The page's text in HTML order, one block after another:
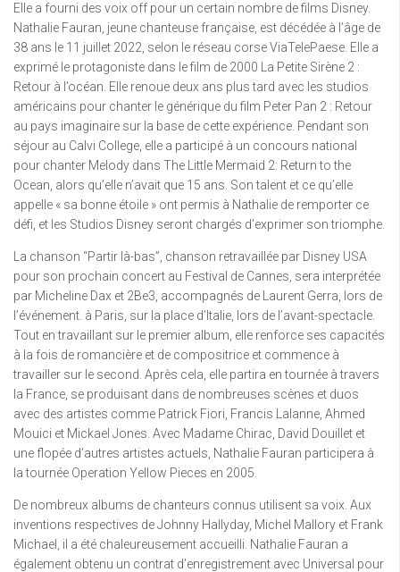
Elle a fourni des voix off pour un certain nombre de films Disney.
Nathalie Fauran, jeune chanteuse française, est décédée à l’âge de
38 ans le 11 juillet 2022, selon le réseau corse ViaTelePaese. Elle a
exprimé le protagoniste dans le film de 2000 La Petite Sirène 2 :
Retour à l’océan. Elle renoue deux ans plus tard avec les studios
américains pour chanter le générique du film Peter Pan 2 : Retour
au pays imaginaire sur la base de cette expérience. Pendant son
séjour au Calvi College, elle a participé à un concours national
pour chanter Melody dans The Little Mermaid 2: Return to the
Ocean, alors qu’elle n’avait que 15 ans. Son talent et ce qu’elle
appelle « sa bonne étoile » ont permis à Nathalie de remporter ce
défi, et les Studios Disney seront chargés d’exprimer son triomphe.
La chanson “Partir là-bas”, chanson retravaillée par Disney USA
pour son prochain concert au Festival de Cannes, sera interprétée
par Micheline Dax et 2Be3, accompagnés de Laurent Gerra, lors de
l’événement. à Paris, sur la place d’Italie, lors de l’avant-spectacle.
Tout en travaillant sur le premier album, elle renforce ses capacités
à la fois de romancière et de compositrice et commence à
travailler sur le second. Après cela, elle partira en tournée à travers
la France, se produisant dans de nombreuses scènes et duos
avec des artistes comme Patrick Fiori, Francis Lalanne, Ahmed
Mouici et Mickael Jones. Avec Madame Chirac, David Douillet et
une flopée d’autres artistes actuels, Nathalie Fauran participera à
la tournée Operation Yellow Pieces en 2005.
De nombreux albums de chanteurs connus utilisent sa voix. Aux
inventions respectives de Johnny Hallyday, Michel Mallory et Frank
Michael, il a été chaleureusement accueilli. Nathalie Fauran a
également obtenu un contrat d’enregistrement avec Universal pour